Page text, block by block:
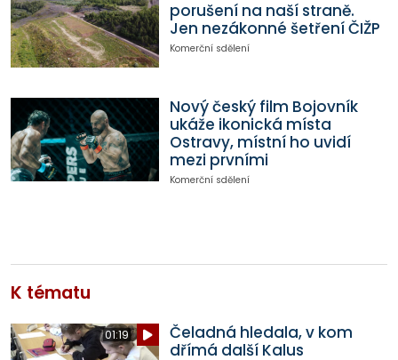
porušení na naší straně.
Jen nezákonné šetření ČIŽP
Komerční sdělení
Nový český film Bojovník
ukáže ikonická místa
Ostravy, místní ho uvidí
mezi prvními
Komerční sdělení
K tématu
01:19
Čeladná hledala, v kom
dřímá další Kalus